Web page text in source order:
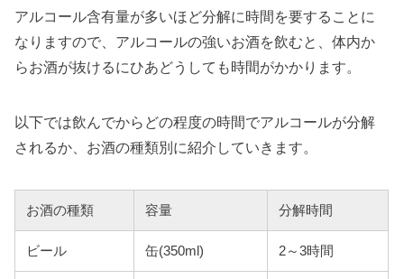
アルコール含有量が多いほど分解に時間を要することに
なりますので、アルコールの強いお酒を飲むと、体内か
らお酒が抜けるにひあどうしても時間がかかります。
以下では飲んでからどの程度の時間でアルコールが分解
されるか、お酒の種類別に紹介していきます。
お酒の種類 容量 分解時間
ビール 缶(350ml) 2～3時間